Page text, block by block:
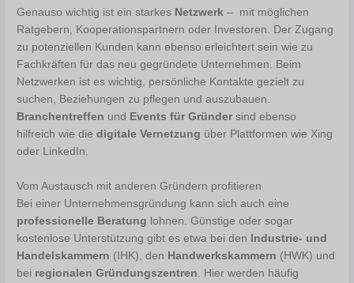
Genauso wichtig ist ein starkes Netzwerk – mit möglichen
Ratgebern, Kooperationspartnern oder Investoren. Der Zugang
zu potenziellen Kunden kann ebenso erleichtert sein wie zu
Fachkräften für das neu gegründete Unternehmen. Beim
Netzwerken ist es wichtig, persönliche Kontakte gezielt zu
suchen, Beziehungen zu pflegen und auszubauen.
Branchentreffen und Events für Gründer sind ebenso
hilfreich wie diedigitale Vernetzung über Plattformen wie Xing
oder LinkedIn.
Vom Austausch mit anderen Gründern profitieren
Bei einer Unternehmensgründung kann sich auch eine
professionelle Beratung lohnen. Günstige oder sogar
kostenlose Unterstützung gibt es etwa bei den
Industrie- und
Handelskammern (IHK), den Handwerkskammern (HWK) und
bei regionalen Gründungszentren . Hier werden häufig